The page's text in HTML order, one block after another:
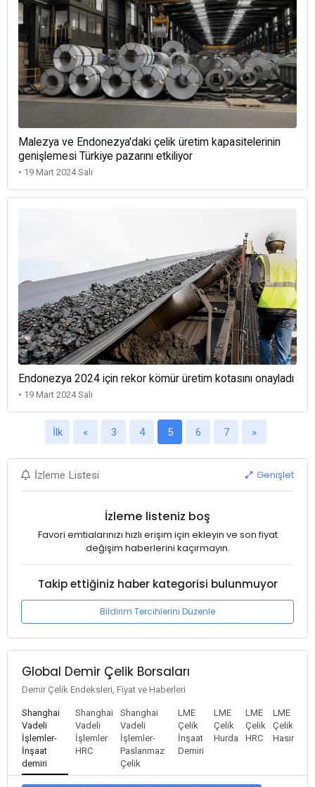
Malezya ve Endonezya'daki çelik üretim kapasitelerinin
genişlemesi Türkiye pazarını etkiliyor
• 19 Mart 2024 Salı
Endonezya 2024 için rekor kömür üretim kotasını onayladı
• 19 Mart 2024 Salı
İlk « 3 4 5 6 7 »
İzleme Listesi Genişlet
İzleme listeniz boş
Favori emtialarınızı hızlı erişim için ekleyin ve son fiyat
değişim haberlerini kaçırmayın.
Takip ettiğiniz haber kategorisi bulunmuyor
Bildirim Tercihlerini Düzenle
Global Demir Çelik Borsaları
Demir Çelik Endeksleri, Fiyat ve Haberleri
Shanghai
Vadeli
İşlemler-
İnşaat
demiri
Shanghai
Vadeli
İşlemler
HRC
Shanghai
Vadeli
İşlemler-
Paslanmaz
Çelik
LME
Çelik
İnşaat
Demiri
LME
Çelik
Hurda
LME
Çelik
HRC
LME
Çelik
Hasır